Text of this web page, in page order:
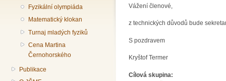
Fyzikální olympiáda
Matematický klokan
Turnaj mladých fyziků
Cena Martina
Černohorského
Publikace
Vážení členové,
z technických důvodů bude
S pozdravem
Kryštof Termer
Cílová skupina: